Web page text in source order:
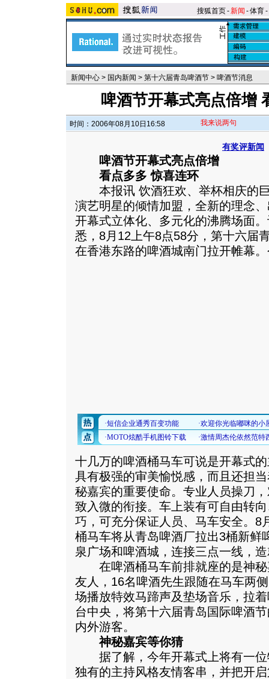
搜狐首页-新闻 -体育-
新闻中心 > 国内新闻 > 第十六届青岛啤酒节 > 啤酒节消息
啤酒节开幕式亮点倍增
时间：2006年08月10日16:58 我来说两句
有奖评新闻
啤酒节开幕式亮点倍增
看点多多 惊喜连环
本报讯 饮酒狂欢、举杯相庆的巨
演艺明星的倾情加盟，全新的理念
开幕式立体化、多元化的沸腾场面
悉，8月12上午8点58分，第十六届
在香港东路的啤酒城南门拉开帷幕。
十几万的啤酒桶马车可说是开幕式
具有极强的审美愉悦感，而且还担
秘嘉宾的重要使命。专业人员操刀
致入微的衔接。车上装有可自由转
巧，可充分保证人员、马车安全。8
桶马车将从青岛啤酒厂拉出3桶新鲜
泉广场和啤酒城，连接三点一线，
在啤酒桶马车前排就座的是神秘
友人，16名啤酒先生跟随在马车两
场播放特效马蹄声及垫场音乐，拉
台中央，将第十六届青岛国际啤酒
内外游客。
神秘嘉宾等你猜
据了解，今年开幕式上将有一位
独有的主持风格友情客串，并把开